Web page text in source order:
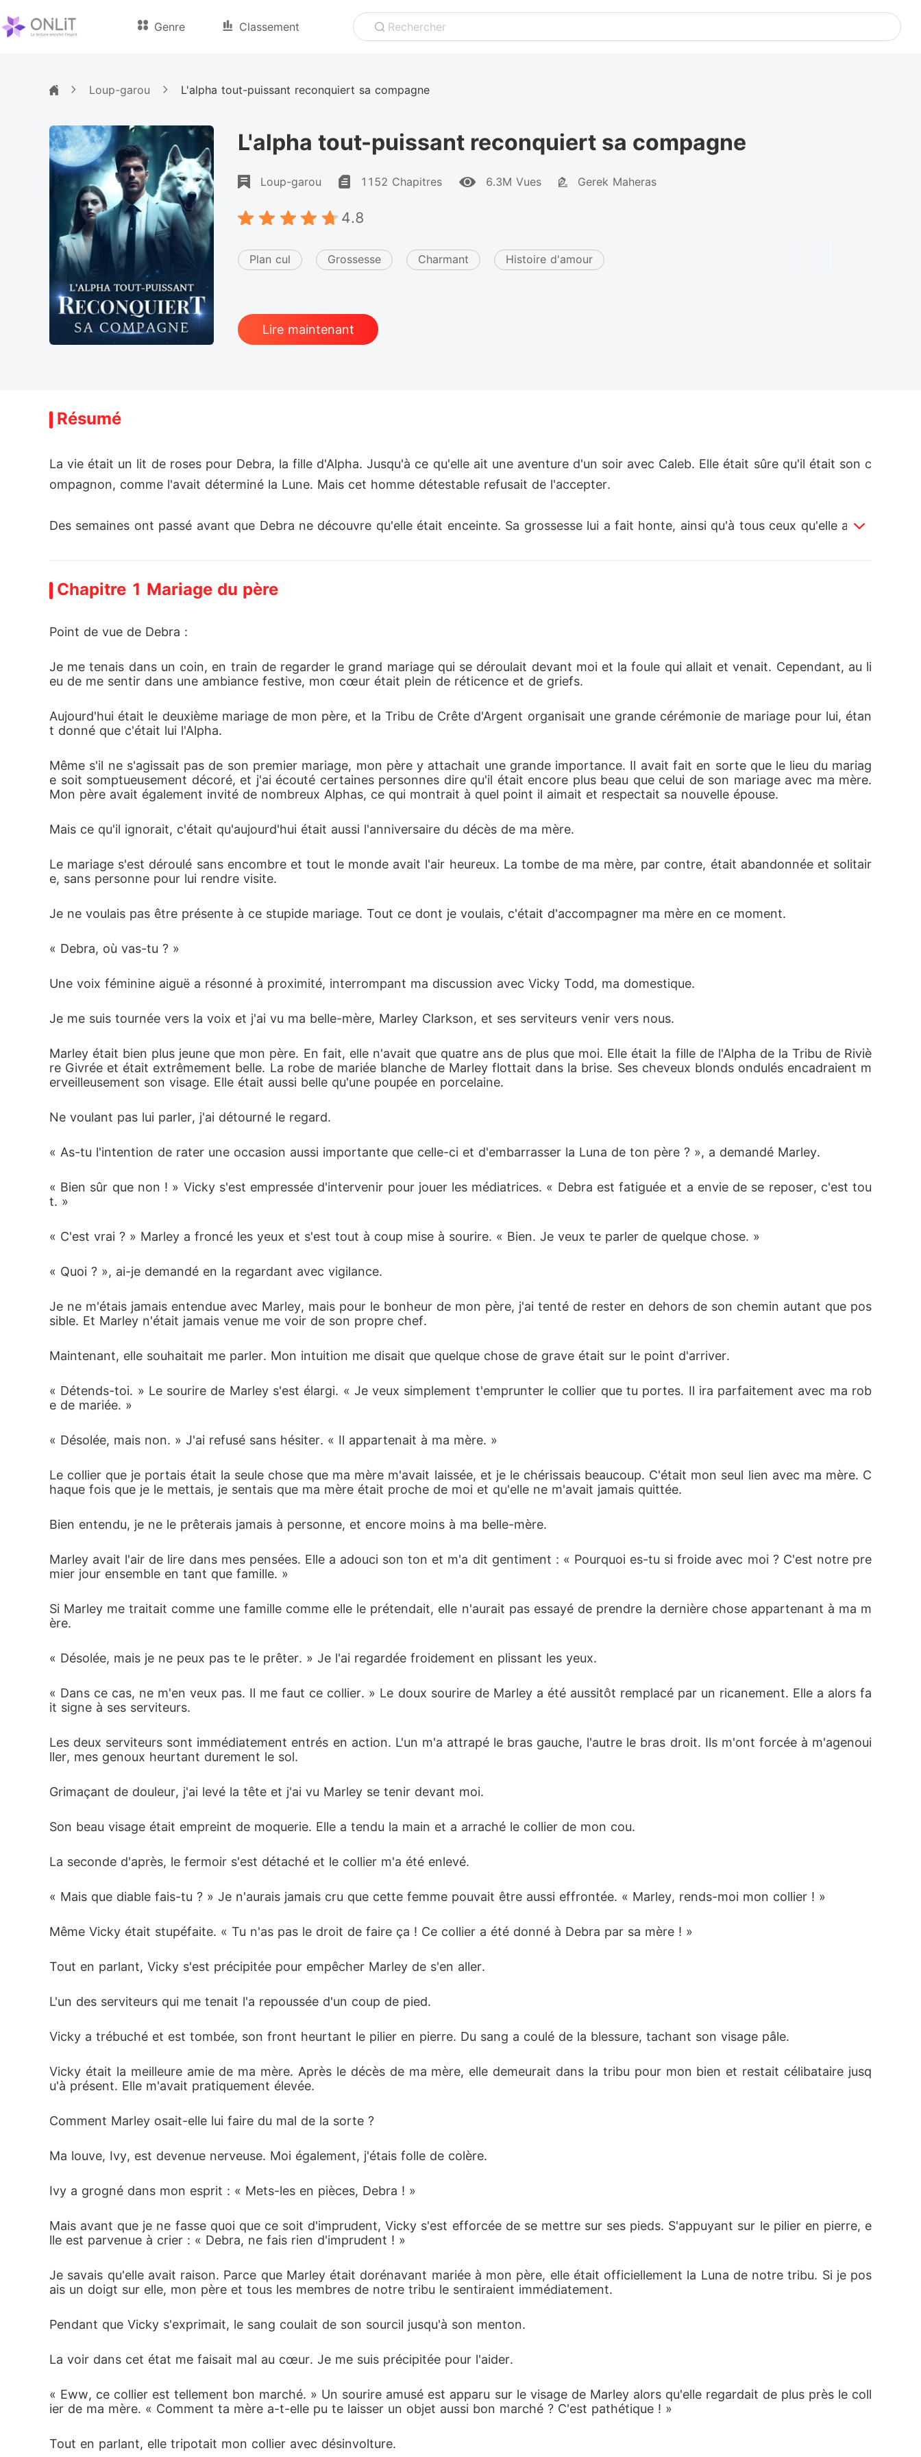
Genre Classement Rechercher
Loup-garou L'alpha tout-puissant reconquiert sa compagne
L'alpha tout-puissant reconquiert sa compagne
Loup-garou 1152 Chapitres 6.3M Vues Gerek Maheras
4.8
Plan cul Grossesse Charmant Histoire d'amour
Lire maintenant
Résumé
La vie était un lit de roses pour Debra, la fille d'Alpha. Jusqu'à ce qu'elle ait une aventure d'un soir avec Caleb. Elle était sûre qu'il était son c
ompagnon, comme l'avait déterminé la Lune. Mais cet homme détestable refusait de l'accepter.
Des semaines ont passé avant que Debra ne découvre qu'elle était enceinte. Sa grossesse lui a fait honte, ainsi qu'à tous ceux qu'elle aimai
r la même mission - mener des enquêtes secrètes dans la dangereuse ville de Roz pour la sécurité et la postérité de leurs meutes respective
Caleb était encore froid envers elle. Mais au fil du temps, il est tombé éperdument amoureux d'elle. Il a essayé de se rattraper pour l'avoir a
bandonnée, mais Debra n'en a pas voulu. Elle était bien décidée à lui cacher sa fille et à rompre définitivement avec lui.
-il le cœur de Debra et apprendra-t-il à connaître sa fille ?
Chapitre 1 Mariage du père
Point de vue de Debra :
Je me tenais dans un coin, en train de regarder le grand mariage qui se déroulait devant moi et la foule qui allait et venait. Cependant, au li
eu de me sentir dans une ambiance festive, mon cœur était plein de réticence et de griefs.
Aujourd'hui était le deuxième mariage de mon père, et la Tribu de Crête d'Argent organisait une grande cérémonie de mariage pour lui, étan
t donné que c'était lui l'Alpha.
Même s'il ne s'agissait pas de son premier mariage, mon père y attachait une grande importance. Il avait fait en sorte que le lieu du mariag
e soit somptueusement décoré, et j'ai écouté certaines personnes dire qu'il était encore plus beau que celui de son mariage avec ma mère.
Mon père avait également invité de nombreux Alphas, ce qui montrait à quel point il aimait et respectait sa nouvelle épouse.
Mais ce qu'il ignorait, c'était qu'aujourd'hui était aussi l'anniversaire du décès de ma mère.
Le mariage s'est déroulé sans encombre et tout le monde avait l'air heureux. La tombe de ma mère, par contre, était abandonnée et solitair
e, sans personne pour lui rendre visite.
Je ne voulais pas être présente à ce stupide mariage. Tout ce dont je voulais, c'était d'accompagner ma mère en ce moment.
« Debra, où vas-tu ? »
Une voix féminine aiguë a résonné à proximité, interrompant ma discussion avec Vicky Todd, ma domestique.
Je me suis tournée vers la voix et j'ai vu ma belle-mère, Marley Clarkson, et ses serviteurs venir vers nous.
Marley était bien plus jeune que mon père. En fait, elle n'avait que quatre ans de plus que moi. Elle était la fille de l'Alpha de la Tribu de Riviè
re Givrée et était extrêmement belle. La robe de mariée blanche de Marley flottait dans la brise. Ses cheveux blonds ondulés encadraient m
erveilleusement son visage. Elle était aussi belle qu'une poupée en porcelaine.
Ne voulant pas lui parler, j'ai détourné le regard.
« As-tu l'intention de rater une occasion aussi importante que celle-ci et d'embarrasser la Luna de ton père ? », a demandé Marley.
« Bien sûr que non ! » Vicky s'est empressée d'intervenir pour jouer les médiatrices. « Debra est fatiguée et a envie de se reposer, c'est tou
t. »
« C'est vrai ? » Marley a froncé les yeux et s'est tout à coup mise à sourire. « Bien. Je veux te parler de quelque chose. »
« Quoi ? », ai-je demandé en la regardant avec vigilance.
Je ne m'étais jamais entendue avec Marley, mais pour le bonheur de mon père, j'ai tenté de rester en dehors de son chemin autant que pos
sible. Et Marley n'était jamais venue me voir de son propre chef.
Maintenant, elle souhaitait me parler. Mon intuition me disait que quelque chose de grave était sur le point d'arriver.
« Détends-toi. » Le sourire de Marley s'est élargi. « Je veux simplement t'emprunter le collier que tu portes. Il ira parfaitement avec ma rob
e de mariée. »
« Désolée, mais non. » J'ai refusé sans hésiter. « Il appartenait à ma mère. »
Le collier que je portais était la seule chose que ma mère m'avait laissée, et je le chérissais beaucoup. C'était mon seul lien avec ma mère. C
haque fois que je le mettais, je sentais que ma mère était proche de moi et qu'elle ne m'avait jamais quittée.
Bien entendu, je ne le prêterais jamais à personne, et encore moins à ma belle-mère.
Marley avait l'air de lire dans mes pensées. Elle a adouci son ton et m'a dit gentiment : « Pourquoi es-tu si froide avec moi ? C'est notre pre
mier jour ensemble en tant que famille. »
Si Marley me traitait comme une famille comme elle le prétendait, elle n'aurait pas essayé de prendre la dernière chose appartenant à ma m
ère.
« Désolée, mais je ne peux pas te le prêter. » Je l'ai regardée froidement en plissant les yeux.
« Dans ce cas, ne m'en veux pas. Il me faut ce collier. » Le doux sourire de Marley a été aussitôt remplacé par un ricanement. Elle a alors fa
it signe à ses serviteurs.
Les deux serviteurs sont immédiatement entrés en action. L'un m'a attrapé le bras gauche, l'autre le bras droit. Ils m'ont forcée à m'agenoui
ller, mes genoux heurtant durement le sol.
Grimaçant de douleur, j'ai levé la tête et j'ai vu Marley se tenir devant moi.
Son beau visage était empreint de moquerie. Elle a tendu la main et a arraché le collier de mon cou.
La seconde d'après, le fermoir s'est détaché et le collier m'a été enlevé.
« Mais que diable fais-tu ? » Je n'aurais jamais cru que cette femme pouvait être aussi effrontée. « Marley, rends-moi mon collier ! »
Même Vicky était stupéfaite. « Tu n'as pas le droit de faire ça ! Ce collier a été donné à Debra par sa mère ! »
Tout en parlant, Vicky s'est précipitée pour empêcher Marley de s'en aller.
L'un des serviteurs qui me tenait l'a repoussée d'un coup de pied.
Vicky a trébuché et est tombée, son front heurtant le pilier en pierre. Du sang a coulé de la blessure, tachant son visage pâle.
Vicky était la meilleure amie de ma mère. Après le décès de ma mère, elle demeurait dans la tribu pour mon bien et restait célibataire jusq
u'à présent. Elle m'avait pratiquement élevée.
Comment Marley osait-elle lui faire du mal de la sorte ?
Ma louve, Ivy, est devenue nerveuse. Moi également, j'étais folle de colère.
Ivy a grogné dans mon esprit : « Mets-les en pièces, Debra ! »
Mais avant que je ne fasse quoi que ce soit d'imprudent, Vicky s'est efforcée de se mettre sur ses pieds. S'appuyant sur le pilier en pierre, e
lle est parvenue à crier : « Debra, ne fais rien d'imprudent ! »
Je savais qu'elle avait raison. Parce que Marley était dorénavant mariée à mon père, elle était officiellement la Luna de notre tribu. Si je pos
ais un doigt sur elle, mon père et tous les membres de notre tribu le sentiraient immédiatement.
Pendant que Vicky s'exprimait, le sang coulait de son sourcil jusqu'à son menton.
La voir dans cet état me faisait mal au cœur. Je me suis précipitée pour l'aider.
« Eww, ce collier est tellement bon marché. » Un sourire amusé est apparu sur le visage de Marley alors qu'elle regardait de plus près le coll
ier de ma mère. « Comment ta mère a-t-elle pu te laisser un objet aussi bon marché ? C'est pathétique ! »
Tout en parlant, elle tripotait mon collier avec désinvolture.